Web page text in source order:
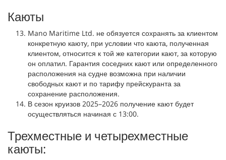
Каюты
Mano Maritime Ltd. не обязуется сохранять за клиентом
конкретную каюту, при условии что каюта, полученная
клиентом, относится к той же категории кают, за которую
он оплатил. Гарантия соседних кают или определенного
расположения на судне возможна при наличии
свободных кают и по тарифу прейскуранта за
сохранение расположения.
В сезон круизов 2025–2026 получение кают будет
осуществляться начиная с 13:00.
Трехместные и четырехместные
каюты: